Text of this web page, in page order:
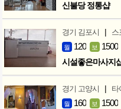
신불당 정통샵
경기 김포시 | 스
월 120 보 1500
시설좋은마사지
경기 고양시 | 타
월 160 보 1500